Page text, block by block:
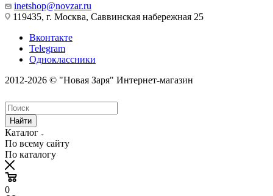
inetshop@novzar.ru
119435, г. Москва, Саввинская набережная 25
Вконтакте
Telegram
Одноклассники
2012-2026 © "Новая Заря" Интернет-магазин
Найти
Каталог
По всему сайту
По каталогу
0